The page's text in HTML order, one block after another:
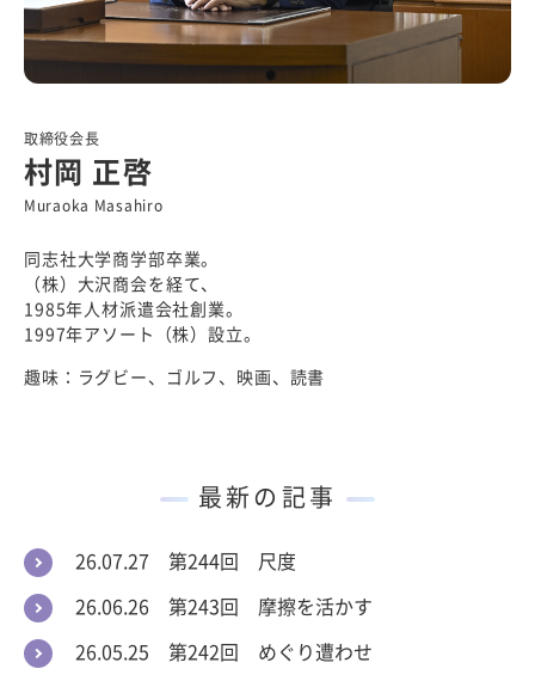
取締役会長
村岡 正啓
Muraoka Masahiro
同志社大学商学部卒業。
（株）大沢商会を経て、
1985年人材派遣会社創業。
1997年アソート（株）設立。
趣味：ラグビー、ゴルフ、映画、読書
最新の記事
26.07.27 第244回 尺度
26.06.26 第243回 摩擦を活かす
26.05.25 第242回 めぐり遭わせ